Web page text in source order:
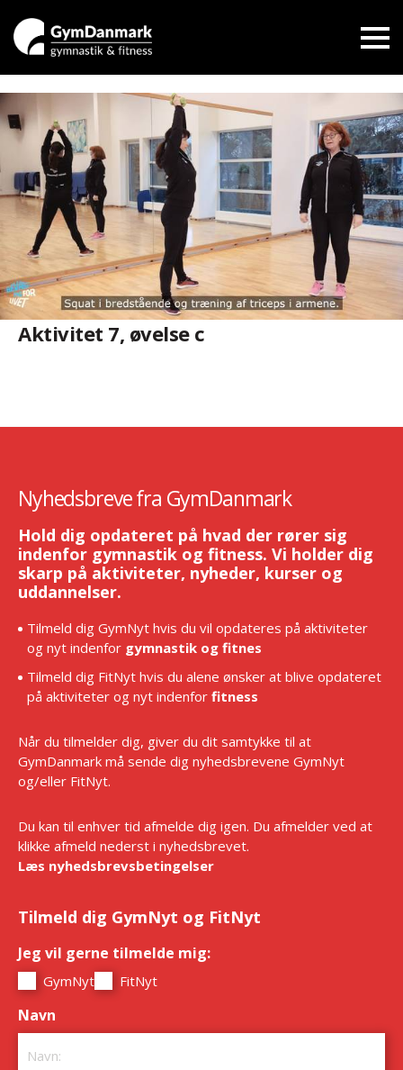
Aktivitet 7, øvelse c
Nyhedsbreve fra GymDanmark
Hold dig opdateret på hvad der rører sig
indenfor gymnastik og fitness. Vi holder dig
skarp på aktiviteter, nyheder, kurser og
uddannelser.
Tilmeld dig GymNyt hvis du vil opdateres på aktiviteter
og nyt indenfor gymnastik og fitnes
Tilmeld dig FitNyt hvis du alene ønsker at blive opdateret
på aktiviteter og nyt indenfor fitness
Når du tilmelder dig, giver du dit samtykke til at
GymDanmark må sende dig nyhedsbrevene GymNyt
og/eller FitNyt.
Du kan til enhver tid afmelde dig igen. Du afmelder ved at
klikke afmeld nederst i nyhedsbrevet.
Læs nyhedsbrevsbetingelser
Tilmeld dig GymNyt og FitNyt
Jeg vil gerne tilmelde mig:
GymNyt FitNyt
Navn